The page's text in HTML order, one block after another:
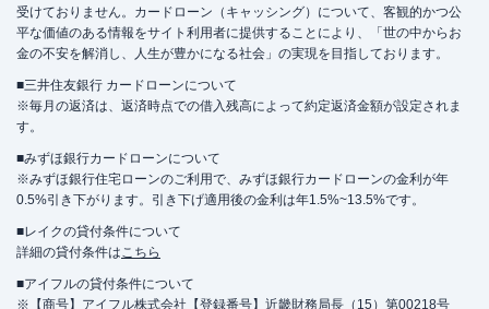
受けておりません。カードローン（キャッシング）について、客観的かつ公
平な価値のある情報をサイト利用者に提供することにより、「世の中からお
金の不安を解消し、人生が豊かになる社会」の実現を目指しております。
■三井住友銀行 カードローンについて
※毎月の返済は、返済時点での借入残高によって約定返済金額が設定されま
す。
■みずほ銀行カードローンについて
※みずほ銀行住宅ローンのご利用で、みずほ銀行カードローンの金利が年
0.5%引き下がります。引き下げ適用後の金利は年1.5%~13.5%です。
■レイクの貸付条件について
詳細の貸付条件はこちら
■アイフルの貸付条件について
※【商号】アイフル株式会社【登録番号】近畿財務局長（15）第00218号